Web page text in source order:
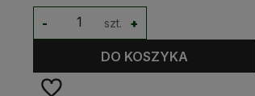
szt. +
-
DO KOSZYKA